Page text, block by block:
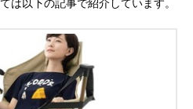
は以下の記事で紹介しています。